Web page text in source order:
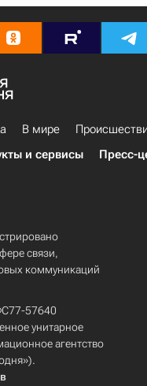
В мире
и сервисы Пресс-
связи,
коммуникаций
57640
унитарное
агентство